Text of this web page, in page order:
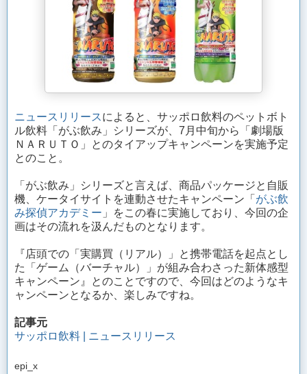
ニュースリリースによると、サッポロ飲料のペットボト
ル飲料「がぶ飲み」シリーズが、7月中旬から「劇場版
ＮＡＲＵＴＯ」とのタイアップキャンペーンを実施予定
とのこと。
「がぶ飲み」シリーズと言えば、商品パッケージと自販
機、ケータイサイトを連動させたキャンペーン「 がぶ飲
み探偵アカデミー 」をこの春に実施しており、今回の企
画はその流れを汲んだものとなります。
『店頭での「実購買（リアル）」と携帯電話を起点とし
た「ゲーム（バーチャル）」が組み合わさった新体感型
キャンペーン』とのことですので、今回はどのようなキ
ャンペーンとなるか、楽しみですね。
記事元
サッポロ飲料 | ニュースリリース
epi_x